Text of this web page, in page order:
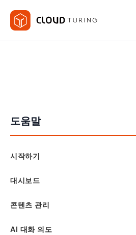
도움말
시작하기
대시보드
콘텐츠 관리
AI 대화 의도